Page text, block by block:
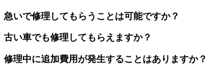
急いで修理してもらうことは可能ですか？
古い車でも修理してもらえますか？
修理中に追加費用が発生することはありますか？